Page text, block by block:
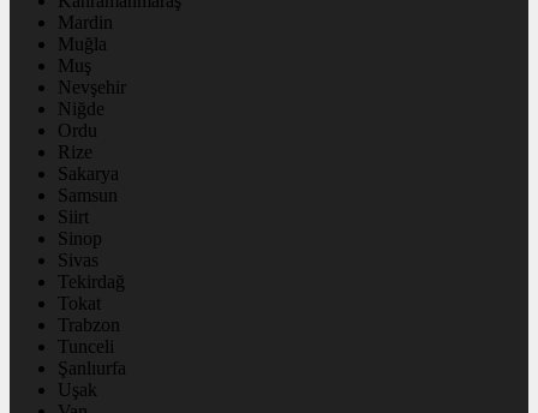
Mardin
Muğla
Muş
Nevşehir
Niğde
Ordu
Rize
Sakarya
Samsun
Siirt
Sinop
Sivas
Tekirdağ
Tokat
Trabzon
Tunceli
Şanlıurfa
Uşak